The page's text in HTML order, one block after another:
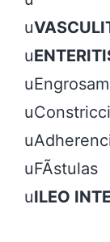
u
u
uFÃ­stulas
u